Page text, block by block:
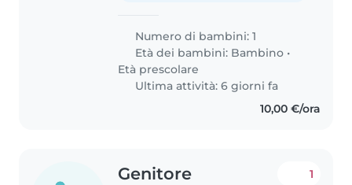
Numero di bambini: 1
Età dei bambini: Bambino •
Età prescolare
Ultima attività: 6 giorni fa
10,00 €/ora
Genitore 1